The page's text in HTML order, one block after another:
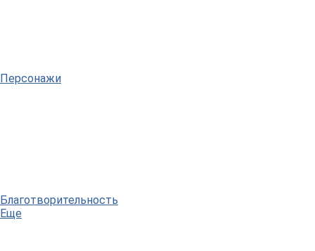
Персонажи
Благотворительность
Еще